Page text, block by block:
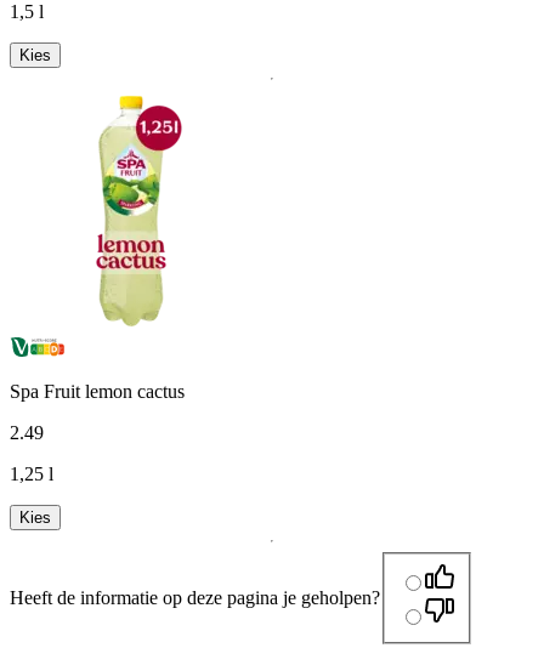
1,5 l
Kies
Spa Fruit lemon cactus
2.49
1,25 l
Kies
Heeft de informatie op deze pagina je geholpen?